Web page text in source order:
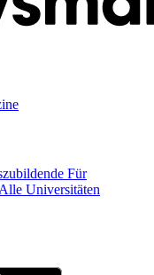
Für
Alle Universitäten